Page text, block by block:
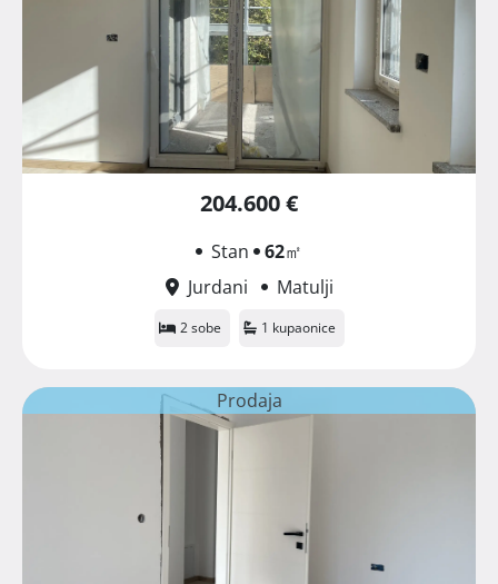
204.600 €
Stan 62㎡
Jurdani
Matulji
2 sobe 1 kupaonice
Prodaja